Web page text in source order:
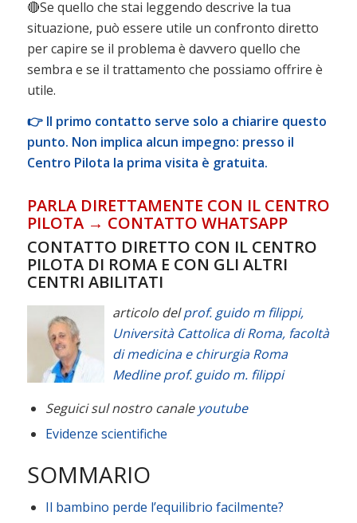
🔴Se quello che stai leggendo descrive la tua
situazione, può essere utile un confronto diretto
per capire se il problema è davvero quello che
sembra e se il trattamento che possiamo offrire è
utile.
👉 Il primo contatto serve solo a chiarire questo
punto. Non implica alcun impegno: presso il
Centro Pilota la prima visita è gratuita.
PARLA DIRETTAMENTE CON IL CENTRO
PILOTA → CONTATTO WHATSAPP
CONTATTO DIRETTO CON IL CENTRO
PILOTA DI ROMA E CON GLI ALTRI
CENTRI ABILITATI
articolo delprof. guido m filippi,
Università Cattolica di Roma, facoltà
di medicina e chirurgia Roma
Medlineprof. guido m. filippi
Seguici sul nostro canale youtube
Evidenze scientifiche
SOMMARIO
Il bambino perde l’equilibrio facilmente?